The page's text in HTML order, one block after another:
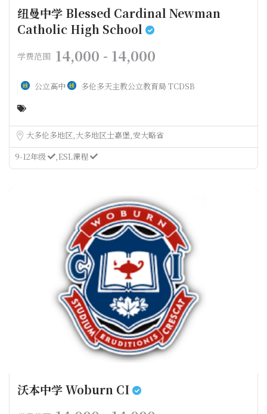
纽曼中学 Blessed Cardinal Newman
Catholic High School
学费范围 14,000 - 14,000
公立高中 多伦多天主教公立教育局 TCDSB
大多伦多地区 大多地区士嘉堡 安大略省
9-12年级
ESL课程
沃本中学 Woburn CI